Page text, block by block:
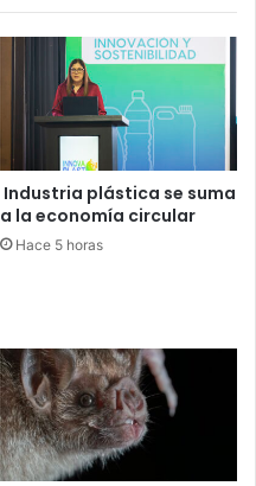
Industria plástica se suma
a la economía circular
Hace 5 horas